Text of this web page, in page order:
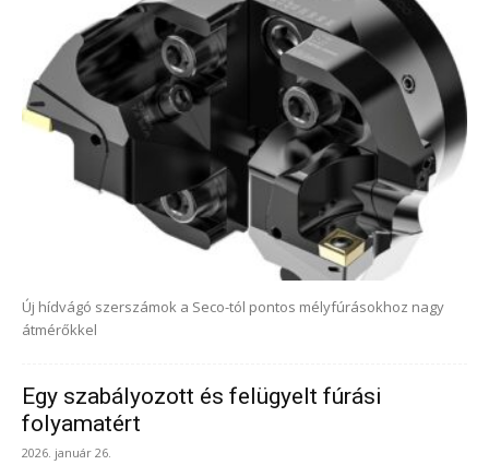
Új hídvágó szerszámok a Seco-tól pontos mélyfúrásokhoz nagy
átmérőkkel
Egy szabályozott és felügyelt fúrási
folyamatért
2026. január 26.